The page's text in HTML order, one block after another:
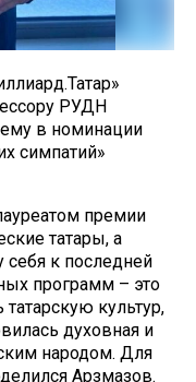
РУДН
в номинации
симпатий»
премии
татары, а
себя к последней
программ – это
культур,
духовная и
народом. Для
Арзмазов.